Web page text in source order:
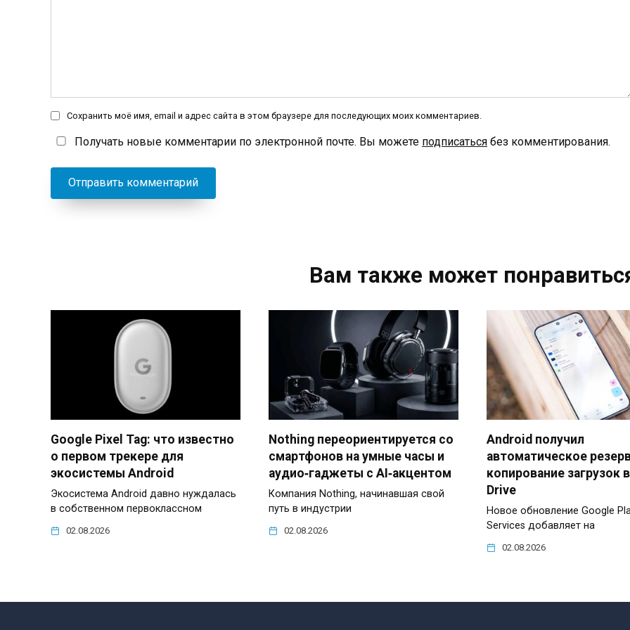
Сохранить моё имя, email и адрес сайта в этом браузере для последующих моих комментариев.
Получать новые комментарии по электронной почте. Вы можете подписаться без комментирования.
Вам также может
Google Pixel Tag: что известно
о первом трекере для
экосистемы Android
Экосистема Android давно нуждалась
в собственном первоклассном
02.08.2026
Nothing переориентируется со
смартфонов на умные часы и
аудио‑гаджеты с AI‑акцентом
Компания Nothing, начинавшая свой
путь в индустрии
02.08.2026
Android получил
автоматическое
копирование загрузок
Drive
Новое обновление Google
Services добавляет на
02.08.2026